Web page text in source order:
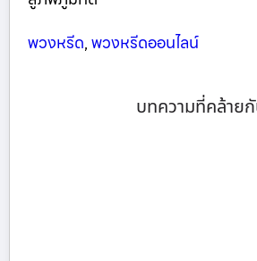
พวงหรีด,พวงหรีดออนไลน์
บทความที่คล้าย